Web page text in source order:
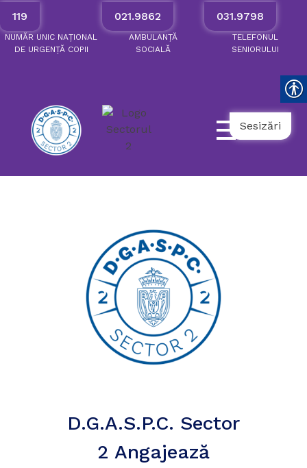
119
NUMĂR UNIC NAȚIONAL
DE URGENȚĂCOPII
021.9862
AMBULANȚĂ
SOCIALĂ
031.9798
TELEFONUL
SENIORULUI
Sesizări
D.G.A.S.P.C. Sector
2 Angajează